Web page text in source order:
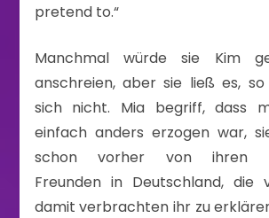
pretend to.“
Manchmal würde sie Kim
anschreien, aber sie ließ es,
sich nicht. Mia begriff, dass
einfach anders erzogen war,
schon vorher von ihren
Freunden in Deutschland, die
damit verbrachten ihr zu